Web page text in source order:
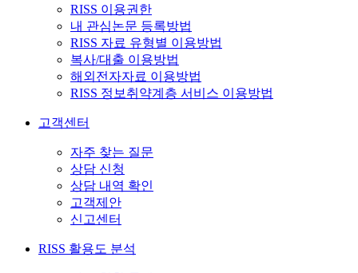
RISS 이용권한
내 관심논문 등록방법
RISS 자료 유형별 이용방법
복사/대출 이용방법
해외전자자료 이용방법
RISS 정보취약계층 서비스 이용방법
고객센터
자주 찾는 질문
상담 신청
상담 내역 확인
고객제안
신고센터
RISS 활용도 분석